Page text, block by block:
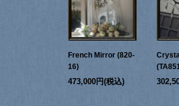
French Mirror (820-
16)
473,000円(税込)